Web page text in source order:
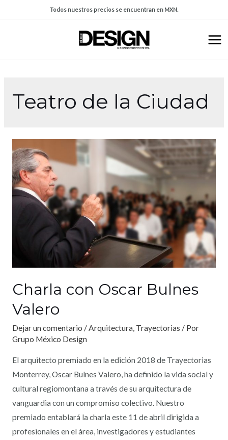
Todos nuestros precios se encuentran en MXN.
Teatro de la Ciudad
Charla con Oscar Bulnes
Valero
Dejar un comentario /Arquitectura, Trayectorias / Por
Grupo México Design
El arquitecto premiado en la edición 2018 de Trayectorias
Monterrey, Oscar Bulnes Valero, ha definido la vida social y
cultural regiomontana a través de su arquitectura de
vanguardia con un compromiso colectivo. Nuestro
premiado entablará la charla este 11 de abril dirigida a
profesionales en el área, investigadores y estudiantes